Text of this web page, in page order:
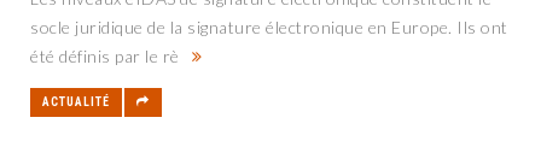
socle juridique de la signature électronique en Europe. Ils ont
été définis par le rè
ACTUALITÉ